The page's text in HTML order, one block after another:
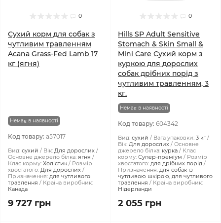
0
Сухий корм для собак з
чутливим травленням
Acana Grass-Fed Lamb 17
кг (ягня)
Немає в наявності
Код товару: a57017
Вид: сухий Вік: Для дорослих
Основне джерело білка: ягня
Клас корму: Холістик
Розмір
хвостатого: Для дорослих
Призначення: для чутливого
травлення
Країна виробник:
Канада
9 727 грн
0
Hills SP Adult Sensitive
Stomach & Skin Small &
Mini Care Сухий корм з
куркою для дорослих
собак дрібних порід з
чутливим травленням, 3
кг.
Немає в наявності
Код товару: 604342
Вид: сухий Вага упаковки: 3 кг
Вік: Для дорослих
Основне
джерело білка: курка
Клас
корму: Супер-преміум
Розмір
хвостатого: для дрібних порід
Призначення: для собак із
чутливою шкірою, для чутливого
травлення
Країна виробник:
Нідерланди
2 055 грн